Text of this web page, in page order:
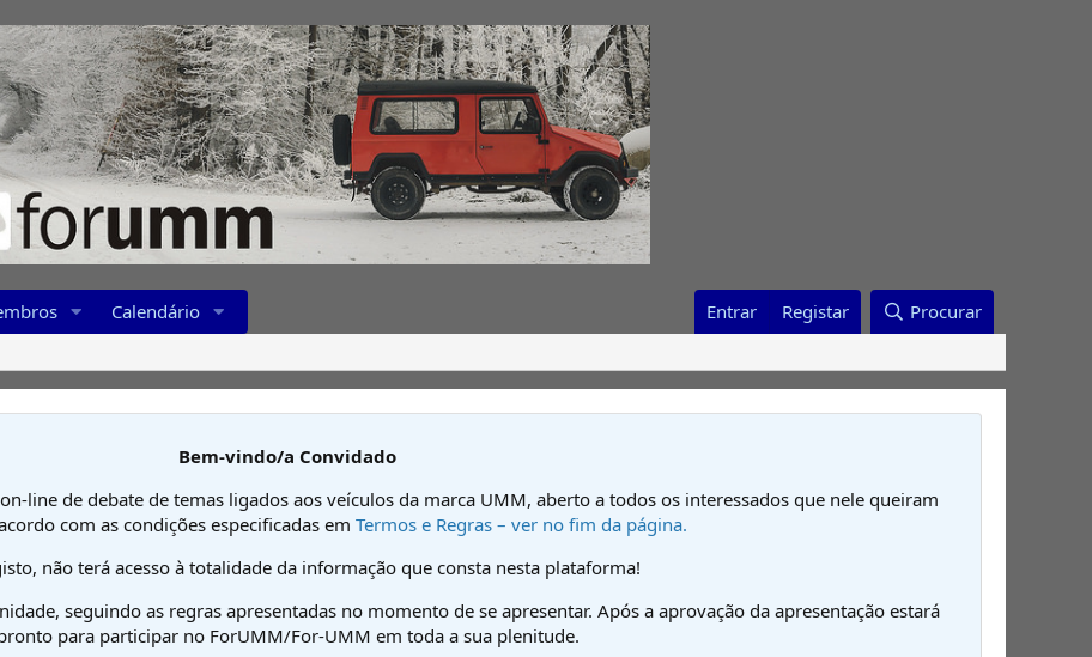
Calendário Entrar Registar Procurar
Bem-vindo/a Convidado
line de debate de temas ligados aos veículos da marca UMM, aberto a todos os interessados que nele queiram
com as condições especificadas em Termos e Regras – ver no fim da página.
não terá acesso à totalidade da informação que consta nesta plataforma!
seguindo as regras apresentadas no momento de se apresentar. Após a aprovação da apresentação estará
para participar no ForUMM/For-UMM em toda a sua plenitude.